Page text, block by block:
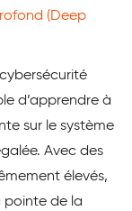
(Deep
d’apprendre à
sur le système
Avec des
élevés,
pointe de la